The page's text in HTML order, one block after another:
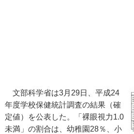
文部科学省は3月29日、平成24
年度学校保健統計調査の結果（確
定値）を公表した。「裸眼視力1.0
未満」の割合は、幼稚園28％、小